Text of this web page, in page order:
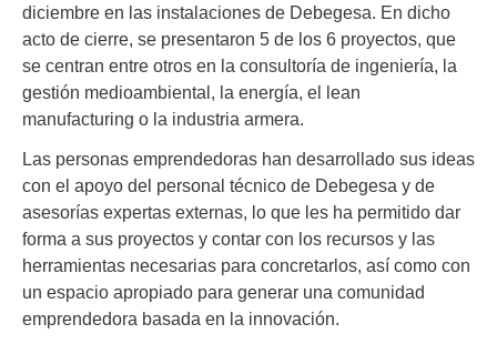
diciembre en las instalaciones de Debegesa. En dicho
acto de cierre, se presentaron 5 de los 6 proyectos, que
se centran entre otros en la consultoría de ingeniería, la
gestión medioambiental, la energía, el lean
manufacturing o la industria armera.
Las personas emprendedoras han desarrollado sus ideas
con el apoyo del personal técnico de Debegesa y de
asesorías expertas externas, lo que les ha permitido dar
forma a sus proyectos y contar con los recursos y las
herramientas necesarias para concretarlos, así como con
un espacio apropiado para generar una comunidad
emprendedora basada en la innovación.